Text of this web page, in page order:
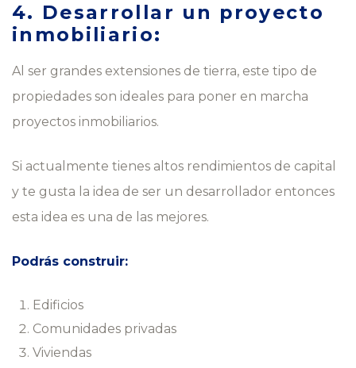
4. Desarrollar un proyecto
inmobiliario:
Al ser grandes extensiones de tierra, este tipo de
propiedades son ideales para poner en marcha
proyectos inmobiliarios.
Si actualmente tienes altos rendimientos de capital
y te gusta la idea de ser un desarrollador entonces
esta idea es una de las mejores.
Podrás construir:
Edificios
Comunidades privadas
Viviendas